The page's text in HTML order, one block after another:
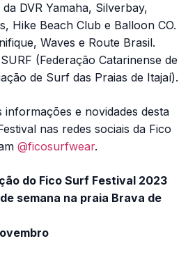
DVR Yamaha, Silverbay,
Hike Beach Club e Balloon CO.
Waves e Route Brasil.
(Federação Catarinense de
de Surf das Praias de Itajaí).
informações e novidades desta
nas redes sociais da Fico
@ficosurfwear.
do Fico Surf Festival 2023
semana na praia Brava de